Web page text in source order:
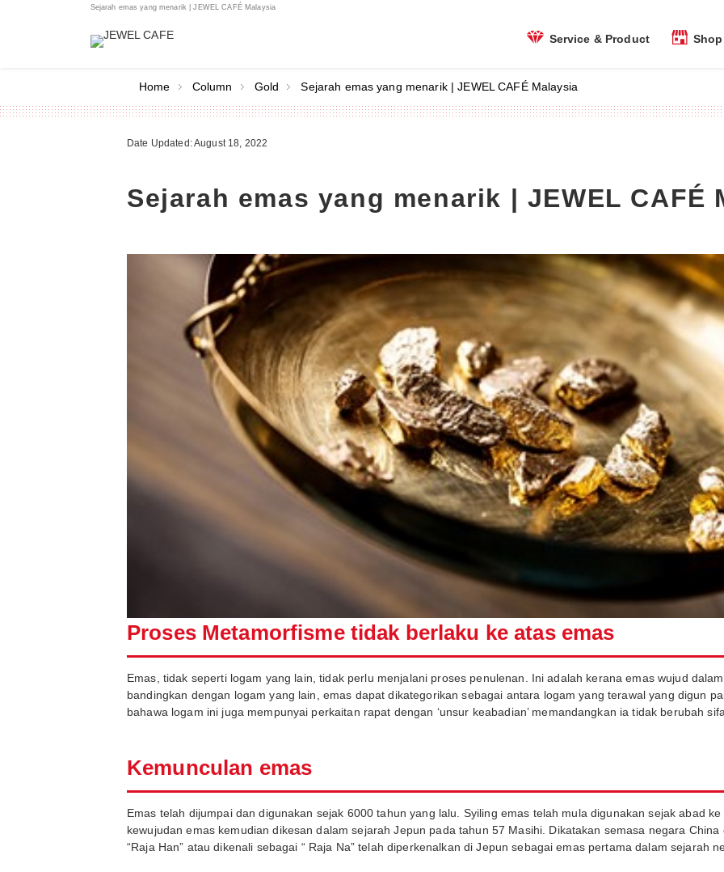
Sejarah emas yang menarik | JEWEL CAFÉ Malaysia
Service & Product
Home Column Gold Sejarah emas yang menarik | JEWEL CAFÉ Malaysia
Date Updated: August 18, 2022
Sejarah emas yang menarik | JEWEL CAFÉ
Proses Metamorfisme tidak berlaku ke atas emas
Emas, tidak seperti logam yang lain, tidak perlu menjalani proses penulenan. Ini adalah kerana emas wujud
bandingkan dengan logam yang lain, emas dapat dikategorikan sebagai antara logam yang terawal yang digun
bahawa logam ini juga mempunyai perkaitan rapat dengan ‘unsur keabadian’ memandangkan ia tidak berubah
Kemunculan emas
Emas telah dijumpai dan digunakan sejak 6000 tahun yang lalu. Syiling emas telah mula digunakan sejak abad
kewujudan emas kemudian dikesan dalam sejarah Jepun pada tahun 57 Masihi. Dikatakan semasa negara
“Raja Han” atau dikenali sebagai “ Raja Na” telah diperkenalkan di Jepun sebagai emas pertama dalam sejarah